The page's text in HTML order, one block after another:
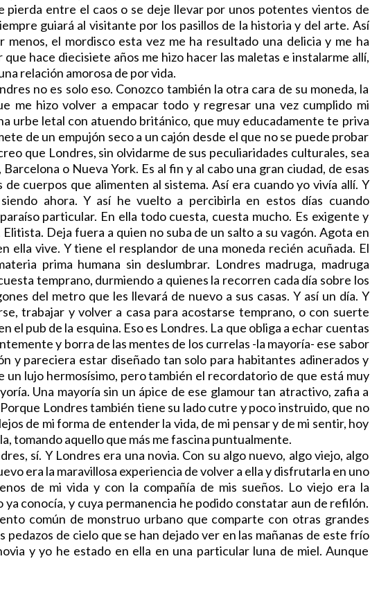
pierda entre el caos o se deje llevar por unos potentes vientos de
guiará al visitante por los pasillos de la historia y del arte. Así
menos, el mordisco esta vez me ha resultado una delicia y me ha
hace diecisiete años me hizo hacer las maletas e instalarme allí,
relación amorosa de por vida.
no es solo eso. Conozco también la otra cara de su moneda, la
me hizo volver a empacar todo y regresar una vez cumplido mi
urbe letal con atuendo británico, que muy educadamente te priva
de un empujón seco a un cajón desde el que no se puede probar
que Londres, sin olvidarme de sus peculiaridades culturales, sea
o Nueva York. Es al fin y al cabo una gran ciudad, de esas
cuerpos que alimenten al sistema. Así era cuando yo vivía allí. Y
ahora. Y así he vuelto a percibirla en estos días cuando
particular. En ella todo cuesta, cuesta mucho. Es exigente y
Deja fuera a quien no suba de un salto a su vagón. Agota en
ella vive. Y tiene el resplandor de una moneda recién acuñada. El
prima humana sin deslumbrar. Londres madruga, madruga
temprano, durmiendo a quienes la recorren cada día sobre los
del metro que les llevará de nuevo a sus casas. Y así un día. Y
trabajar y volver a casa para acostarse temprano, o con suerte
el pub de la esquina. Eso es Londres. La que obliga a echar cuentas
y borra de las mentes de los currelas -la mayoría- ese sabor
y pareciera estar diseñado tan solo para habitantes adinerados y
lujo hermosísimo, pero también el recordatorio de que está muy
Una mayoría sin un ápice de ese glamour tan atractivo, zafia a
Londres también tiene su lado cutre y poco instruido, que no
de mi forma de entender la vida, de mi pensar y de mi sentir, hoy
tomando aquello que más me fascina puntualmente.
sí. Y Londres era una novia. Con su algo nuevo, algo viejo, algo
era la maravillosa experiencia de volver a ella y disfrutarla en uno
de mi vida y con la compañía de mis sueños. Lo viejo era la
conocía, y cuya permanencia he podido constatar aun de refilón.
común de monstruo urbano que comparte con otras grandes
pedazos de cielo que se han dejado ver en las mañanas de este frío
y yo he estado en ella en una particular luna de miel. Aunque